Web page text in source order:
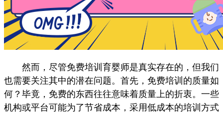
然而，尽管免费培训育婴师是真实存在的，但我们
也需要关注其中的潜在问题。首先，免费培训的质量如
何？毕竟，免费的东西往往意味着质量上的折衷。一些
机构或平台可能为了节省成本，采用低成本的培训方式